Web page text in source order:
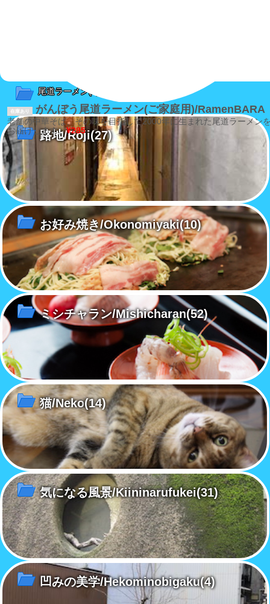
在庫あり がんぼう尾道ラーメン(ご家庭用)/RamenBARA
老舗の中華そば、その味を目指して2000年に生まれた尾道ラーメン
お届けします。¥285
尾道ラーメン(2)
路地/Roji(27)
お好み焼き/Okonomiyaki(10)
ミシチャラン/Mishicharan(52)
猫/Neko(14)
気になる風景/Kiininarufukei(31)
凹みの美学/Hekominobigaku(4)